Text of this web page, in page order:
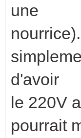
une
d'avoir
le 220V
pourrait